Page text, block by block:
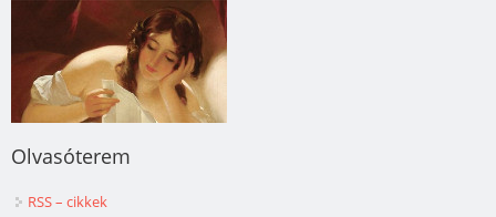
Olvasóterem
RSS – cikkek